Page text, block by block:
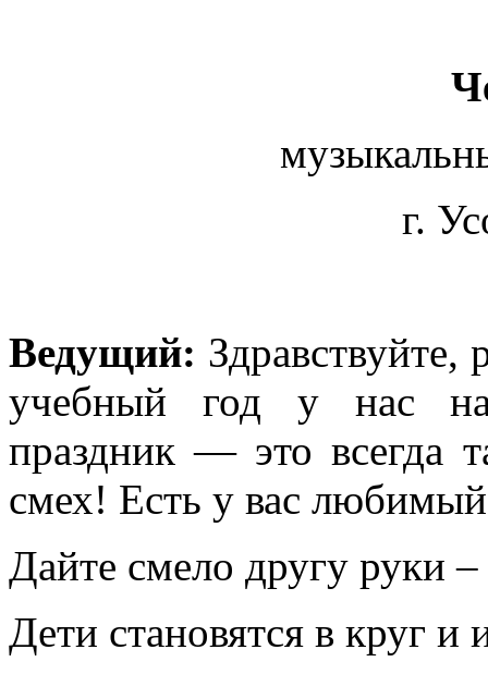
г.
Ведущий: Здравствуйте,
учебный год у нас
праздник — это всегда
смех! Есть у вас
Дайте смело другу руки
Дети становятся в круг и